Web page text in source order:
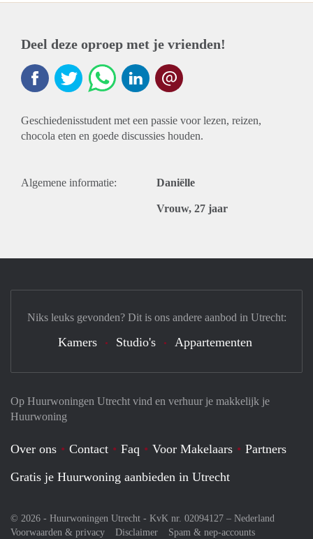
Deel deze oproep met je vrienden!
Geschiedenisstudent met een passie voor lezen, reizen,
chocola eten en goede discussies houden.
Algemene informatie: Daniëlle
Vrouw, 27 jaar
Op Huurwoningen Utrecht vind en verhuur je makkelijk je
Huurwoning
Over ons Contact Faq Voor Makelaars
Partners
Gratis je Huurwoning aanbieden in Utrecht
© 2026 - Huurwoningen Utrecht - KvK nr. 02094127 – Nederland
Voorwaarden & privacy
Disclaimer Spam & nep-accounts
Niks leuks gevonden? Dit is ons andere aanbod in Utrecht:
Kamers Studio's Appartementen